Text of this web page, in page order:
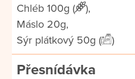
Chléb 100g (
),
Máslo 20g,
Sýr plátkový 50g (
)
Přesnídávka